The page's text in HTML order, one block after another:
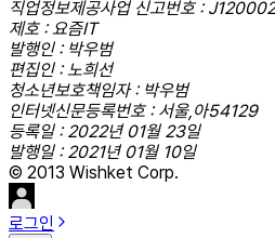
직업정보제공사업 신고번호 :
제호 : 요즘IT
발행인 : 박우범
편집인 : 노희선
청소년보호책임자 : 박우범
인터넷신문등록번호 : 서울,아54129
등록일 : 2022년 01월 23일
발행일 : 2021년 01월 10일
© 2013 Wishket Corp.
로그인